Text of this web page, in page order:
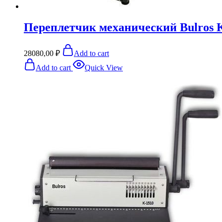
Переплетчик механический Bulros
28080,00 ₽
Add to cart
Add to cart
Quick View